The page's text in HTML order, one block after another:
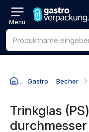
Menü
Produktsuche
Gastro Becher
Zum Produktnamen
Zum Preis
Zu den Kaufaktionen
Zu den Bewertungen
Trinkglas
durchmesser